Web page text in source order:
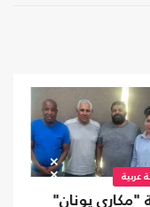
عربية
يونان"